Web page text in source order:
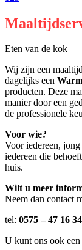
Eten van de kok
Wij zijn een
dagelijks een
producten. Deze
manier door een
de professionele
Voor wie?
Voor iedereen,
iedereen die
huis.
Wilt u meer
Neem dan contact
tel: 0575 – 47 16 34
U kunt ons ook